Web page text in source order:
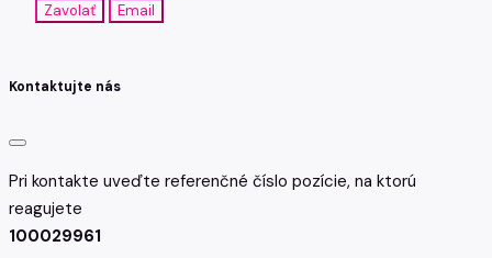
Zavolať Email
Kontaktujte nás
Pri kontakte uveďte referenčné číslo pozície, na ktorú
reagujete
100029961